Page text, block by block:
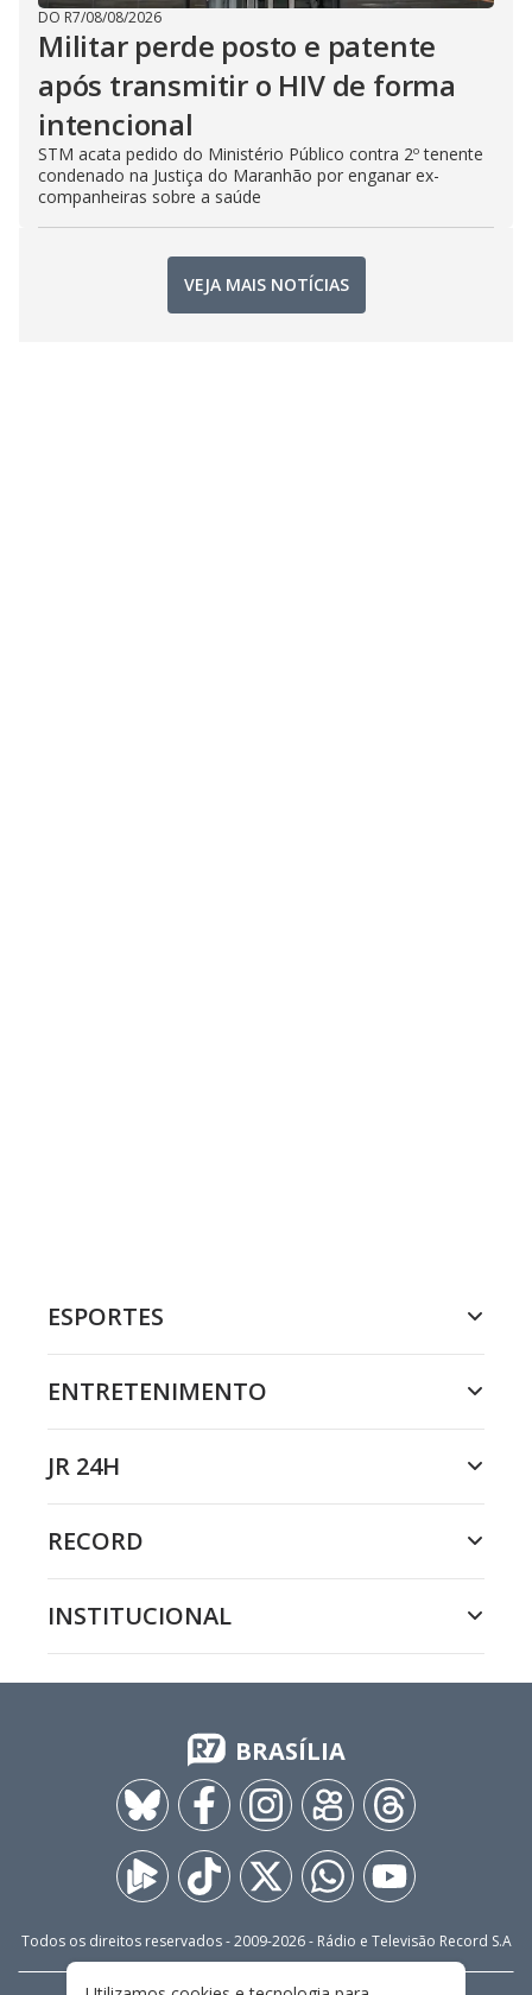
DO R7/08/08/2026
Militar perde posto e patente
após transmitir o HIV de forma
intencional
STM acata pedido do Ministério Público contra 2º tenente
condenado na Justiça do Maranhão por enganar ex-
companheiras sobre a saúde
VEJA MAIS NOTÍCIAS
ESPORTES
ENTRETENIMENTO
JR 24H
RECORD
INSTITUCIONAL
BRASÍLIA
Todos os direitos reservados - 2009-2026- Rádio e Televisão Record S.A